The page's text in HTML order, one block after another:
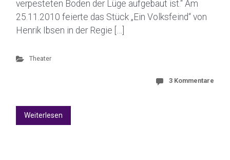
verpesteten Boden der Lüge aufgebaut ist.“ Am
25.11.2010 feierte das Stück „Ein Volksfeind“ von
Henrik Ibsen in der Regie […]
Theater
3 Kommentare
Weiterlesen